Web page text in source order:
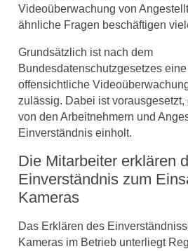
Videoüberwachung von
ähnliche Fragen beschäftigen
Grundsätzlich ist nach dem
Bundesdatenschutzgesetzes
offensichtliche
zulässig. Dabei ist
von den Arbeitnehmern und
Einverständnis einholt.
Die Mitarbeiter erklären
Einverständnis zum
Kameras
Das Erklären des
Kameras im Betrieb unterliegt